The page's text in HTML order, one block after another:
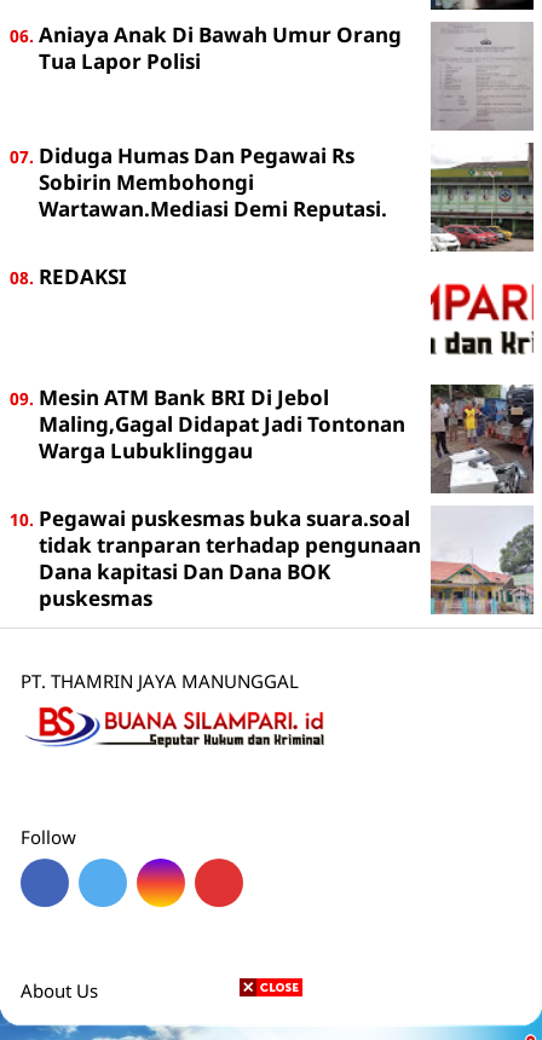
Aniaya Anak Di Bawah Umur Orang
Tua Lapor Polisi
Diduga Humas Dan Pegawai Rs
Sobirin Membohongi
Wartawan.Mediasi Demi Reputasi.
REDAKSI
Mesin ATM Bank BRI Di Jebol
Maling,Gagal Didapat Jadi Tontonan
Warga Lubuklinggau
Pegawai puskesmas buka suara.soal
tidak tranparan terhadap pengunaan
Dana kapitasi Dan Dana BOK
puskesmas
PT. THAMRIN JAYA MANUNGGAL
Follow
About Us